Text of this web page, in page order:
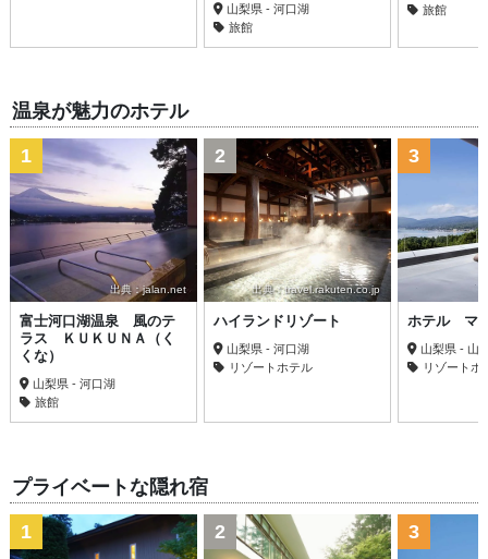
山梨県 - 河口湖
旅館
旅館
温泉が魅力のホテル
出典：jalan.net
1
富士河口湖温泉 風のテ
ラス ＫＵＫＵＮＡ（く
くな）
山梨県 - 河口湖
旅館
出典：travel.rakuten.co.jp
2
ハイランドリゾート
山梨県 - 河口湖
リゾートホテル
3
ホテル マ
山梨県 - 山
リゾートホ
プライベートな隠れ宿
1 2 3